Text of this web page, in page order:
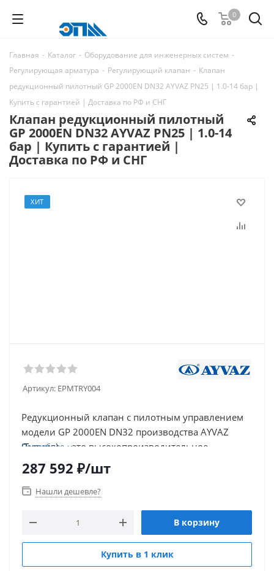
0
Главная - Каталог - Оборудование для инженерных систем -
Регулирующая арматура - Регулирующий клапан - Клапан
редукционный пилотный GP 2000EN DN32 AYVAZ PN25 | 1.0-14 бар |
Купить с гарантией | Доставка по РФ и СНГ
Клапан редукционный пилотный
GP 2000EN DN32 AYVAZ PN25 | 1.0-14
бар | Купить с гарантией |
Доставка по РФ и СНГ
ХИТ
Артикул: EPMTRY004
Редукционный клапан с пилотным управлением
модели GP 2000EN DN32 производства AYVAZ
(Турция) — это высокопроизводительное
устройство для точного регулирования давления
в трубопроводных системах среднего и крупного
масштаба. Условный проход 32 мм (1¼ дюйма)
при сохранении компактных габаритов, что
критически важно для модернизации
существующих объектов и строительства новых
промышленных площадок.
Подробнее
287 592 ₽/шт
Нашли дешевле?
В корзину
Купить в 1 клик